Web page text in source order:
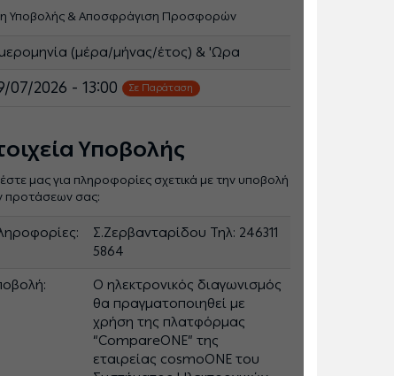
Υποβολής & Αποσφράγιση Προσφορών
(μέρα/μήνας/έτος) & 'Ωρα
07/2026 - 13:00 Σε Παράταση
Υποβολής
μας για πληροφορίες σχετικά με την υποβολή
προτάσεων σας:
Σ.Ζερβανταρίδου Τηλ: 246311
5864
Ο ηλεκτρονικός διαγωνισμός
θα πραγματοποιηθεί με
χρήση της πλατφόρμας
“CompareONE” της
εταιρείας cosmoONE του